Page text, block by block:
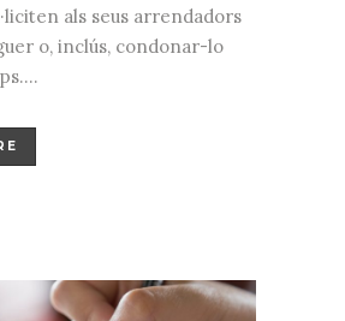
als seus arrendadors
o, inclús, condonar-lo